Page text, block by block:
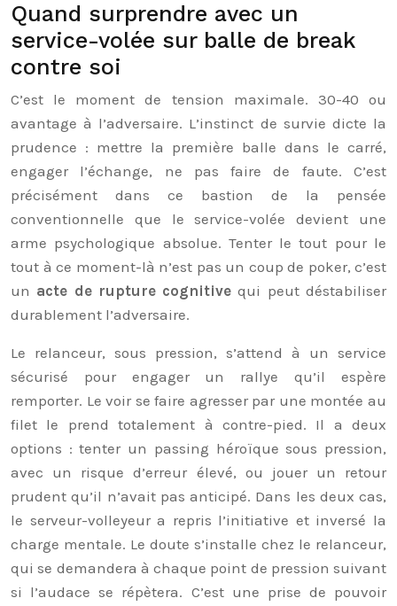
Quand surprendre avec un
service-volée sur balle de break
contre soi
C’est le moment de tension maximale. 30-40 ou
avantage à l’adversaire. L’instinct de survie dicte la
prudence : mettre la première balle dans le carré,
engager l’échange, ne pas faire de faute. C’est
précisément dans ce bastion de la pensée
conventionnelle que le service-volée devient une
arme psychologique absolue. Tenter le tout pour le
tout à ce moment-là n’est pas un coup de poker, c’est
un acte de rupture cognitive qui peut déstabiliser
durablement l’adversaire.
Le relanceur, sous pression, s’attend à un service
sécurisé pour engager un rallye qu’il espère
remporter. Le voir se faire agresser par une montée au
filet le prend totalement à contre-pied. Il a deux
options : tenter un passing héroïque sous pression,
avec un risque d’erreur élevé, ou jouer un retour
prudent qu’il n’avait pas anticipé. Dans les deux cas,
le serveur-volleyeur a repris l’initiative et inversé la
charge mentale. Le doute s’installe chez le relanceur,
qui se demandera à chaque point de pression suivant
si l’audace se répètera. C’est une prise de pouvoir